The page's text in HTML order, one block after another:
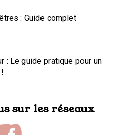
: Guide complet
: Le guide pratique pour un
sur les réseaux